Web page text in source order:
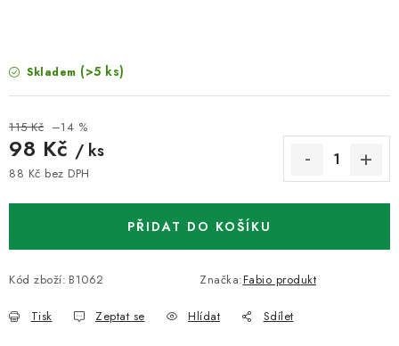
Reklamace a vrácení zboží
Skladem (>5 ks)
115 Kč –14 %
98 Kč / ks
88 Kč bez DPH
PŘIDAT DO KOŠÍKU
Kód zboží: B1062 Značka:Fabio produkt
Tisk Zeptat se Hlídat Sdílet